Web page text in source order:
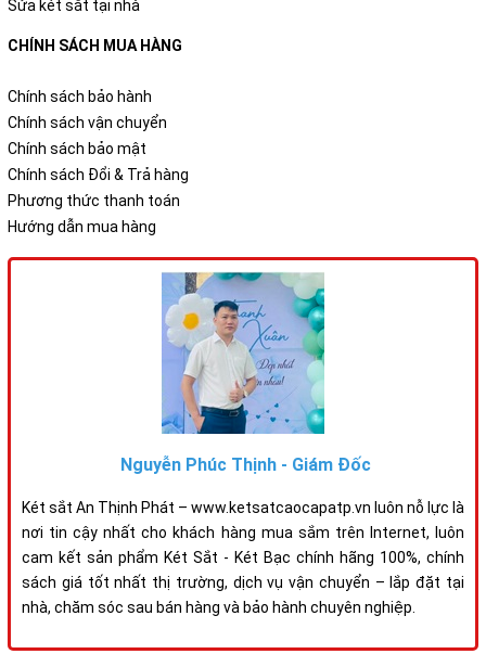
Sửa két sắt tại nhà
CHÍNH SÁCH MUA HÀNG
Chính sách bảo hành
Chính sách vận chuyển
Chính sách bảo mật
Chính sách Đổi & Trả hàng
Phương thức thanh toán
Hướng dẫn mua hàng
Nguyễn Phúc Thịnh - Giám Đốc
Két sắt An Thịnh Phát – www.ketsatcaocapatp.vn luôn nỗ lực là
nơi tin cậy nhất cho khách hàng mua sắm trên Internet, luôn
cam kết sản phẩm Két Sắt - Két Bạc chính hãng 100%, chính
sách giá tốt nhất thị trường, dịch vụ vận chuyển – lắp đặt tại
nhà, chăm sóc sau bán hàng và bảo hành chuyên nghiệp.